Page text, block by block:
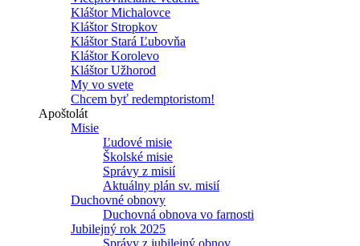
Kláštor Michalovce
Kláštor Stropkov
Kláštor Stará Ľubovňa
Kláštor Korolevo
Kláštor Užhorod
My vo svete
Chcem byť redemptoristom!
Apoštolát
Misie
Ľudové misie
Školské misie
Správy z misií
Aktuálny plán sv. misií
Duchovné obnovy
Duchovná obnova vo farnosti
Jubilejný rok 2025
Správy z jubilejný obnov